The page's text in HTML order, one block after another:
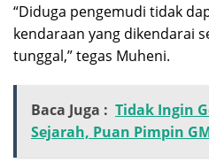
“Diduga pengemudi tidak
kendaraan yang dikendarai
tunggal,” tegas Muheni.
Baca Juga : Tidak Ingin
Sejarah, Puan Pimpin